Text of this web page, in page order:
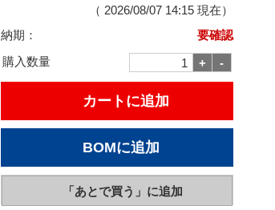
（ 2026/08/07 14:15 現在）
納期：
要確認
購入数量